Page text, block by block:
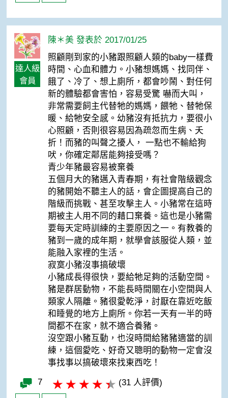
達人級
會員
陳＊美 發表於 2017/01/25
照顧剛到家的小豬跟照顧人類的baby一樣費
時間、心血和體力。小豬想媽媽、找同伴、
餓了、冷了、想上廁所，都會吵鬧、對任何
新的體驗都會害怕，容易受驚 嚇而大叫，
非常需要飼主代替牠的媽媽，餵牠、替牠保
暖、給牠安全感。幼豬沒有抵抗力，要很小
心照顧，否則很容易因為疏忽而生病、夭
折！而豬的叫聲之擾人， 一點也不輸給狗
吠，你確定鄰居能夠接受嗎？
青少年豬最容易被棄養
五個月大的豬邁入青春期，有社會階級觀念
的豬開始不聽主人的話，會企圖提高自己的
階級而挑戰、甚至攻擊主人。小豬常在這時
期被主人用不同的藉口棄養。這也是小豬需
要每天定時訓練的主要原因之一。有教養的
豬到一歲的成年期，就學會該服從人類，並
能融入家裡的生活。
寂寞小豬沒事搞破壞
小豬成長得很快，要給牠足夠的活動空間。
豬是群居動物，不能長時間關在小空間與人
類家人隔離。豬很愛乾淨，討厭在靠近吃飯
和睡覺的地方上廁所。你若一天有一半的時
間都不在家，就不適合養豬。
沒空跟小豬互動，也沒時間給豬豬適當的訓
練，這個愛吃、好奇又聰明的動物一定會沒
事找事以搞破壞來找東西吃！
7 (31 人評價)